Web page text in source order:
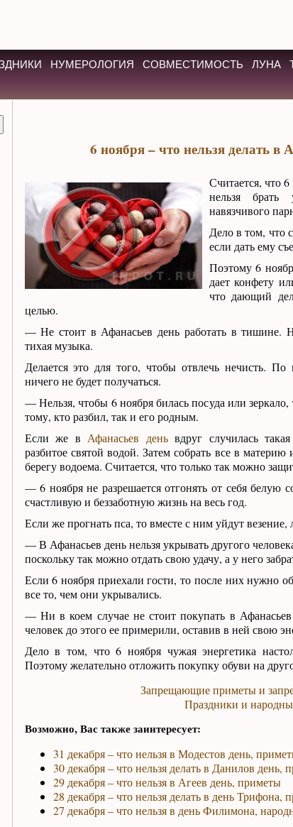
НУМЕРОЛОГИЯ СОВМЕСТИМОСТЬ ЛУНА
6 ноября – что нельзя делать в
Считается, что
нельзя
навязчивого
Дело в том, что
если дать ему
Поэтому 6
дает конфету
что дающий
целью.
— Не стоит в Афанасьев день работать в тишине.
тихая музыка.
Делается это для того, чтобы отвлечь нечисть. По
ничего не будет получаться.
— Нельзя, чтобы 6 ноября билась посуда или
тому, кто разбил, так и его родным.
Если же в Афанасьев деньвдруг случилась
разбитое святой водой. Затем собрать все в
берегу водоема. Считается, что только так можно
— 6 ноября не разрешается отгонять от себя белую
счастливую и беззаботную жизнь на весь год.
Если же прогнать пса, то вместе с ним уйдут
— В Афанасьев день нельзя укрывать другого
поскольку так можно отдать свою удачу, а у него
Если 6 ноября приехали гости, то после них нужно
все то, чем они укрывались.
— Ни в коем случае не стоит покупать в Афанасьев
человек до этого ее примерили, оставив в ней свою
Дело в том, что 6 ноября чужая энергетика
Поэтому желательно отложить покупку обуви на
Запрещающие приметы и
Праздники и
Возможно, Вас также заинтересует:
31 декабря – что нельзя в Модестов день,
30 декабря – что нельзя делать в Данилов день,
29 декабря – что нельзя в Агеев день, приметы
28 декабря – что нельзя делать в день Трифона,
27 декабря – что нельзя в день Филимона,